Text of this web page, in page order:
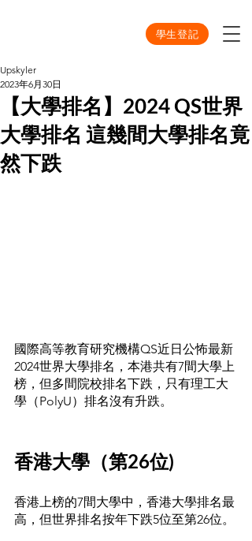
學生登記
【大學排名】2024 QS世界
大學排名 這幾間大學排名竟
然下跌
Upskyler
2023年6月30日
國際高等教育研究機構QS近日公怖最新
2024世界大學排名，本港共有7間大學上
榜，但多間院校排名下跌，只有理工大
學（PolyU）排名沒有升跌。
香港大學（第26位)
香港上榜的7間大學中，香港大學排名最
高，但世界排名按年下跌5位至第26位。